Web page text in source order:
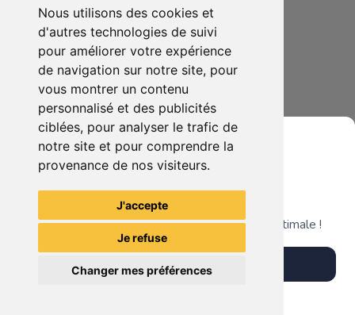
Nous utilisons des cookies et
d'autres technologies de suivi
pour améliorer votre expérience
de navigation sur notre site, pour
vous montrer un contenu
personnalisé et des publicités
ciblées, pour analyser le trafic de
notre site et pour comprendre la
provenance de nos visiteurs.
J'accepte
Je refuse
Changer mes préférences
45.00€ 0
Sweat One piece ( Darq.z)
Voir tous les articles du vendeur
Grenier du Geek
Télécharge notre app pour une expérience optimale !
Télécharger l'app